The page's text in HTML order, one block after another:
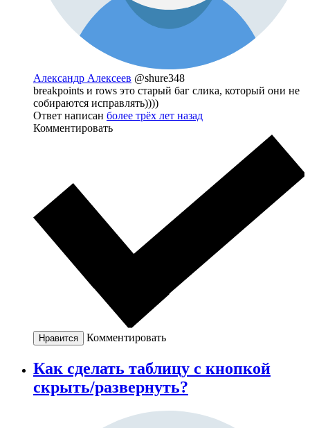
Александр Алексеев @shure348
breakpoints и rows это старый баг слика, который они не
собираются исправлять))))
Ответ написан более трёх лет назад
Комментировать
Нравится Комментировать
Как сделать таблицу с кнопкой
скрыть/развернуть?